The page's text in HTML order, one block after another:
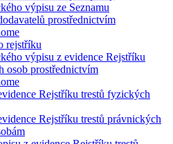
výpisu ze Seznamu
prostřednictvím
rejstříku
výpisu z evidence Rejstříku
osob prostřednictvím
Rejstříku trestů fyzických
Rejstříku trestů právnických